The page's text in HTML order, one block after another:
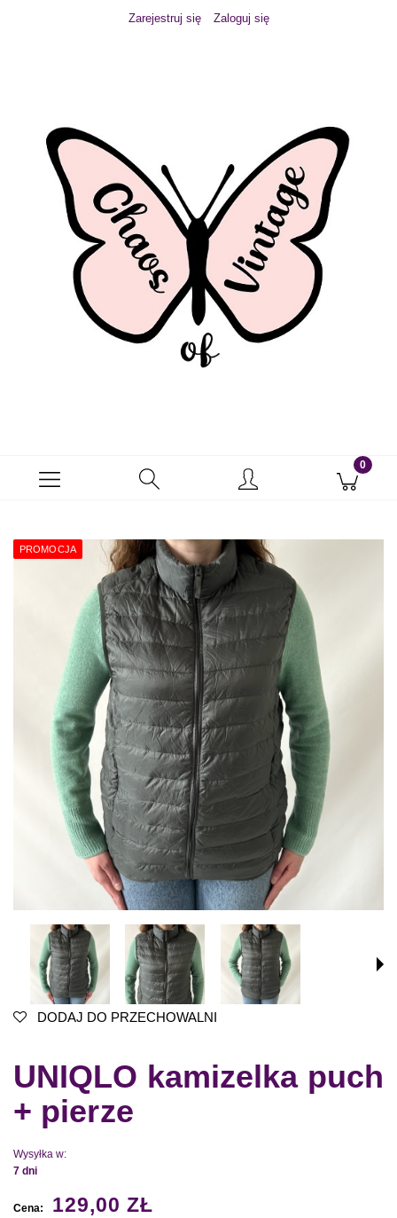
Zarejestruj się Zaloguj się
PROMOCJA
DODAJ DO PRZECHOWALNI
UNIQLO kamizelka puch
+ pierze
Wysyłka w:
7 dni
Cena: 129,00 ZŁ